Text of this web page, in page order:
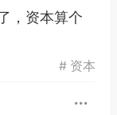
】
，资本算个
# 资本